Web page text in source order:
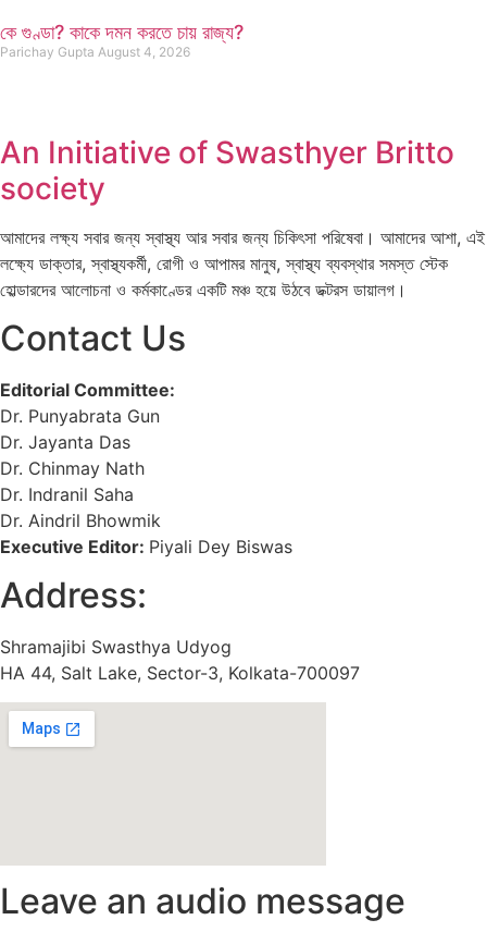
কে গুণ্ডা? কাকে দমন করতে চায় রাজ্য?
Parichay Gupta August 4, 2026
An Initiative of Swasthyer Britto
society
আমাদের লক্ষ্য সবার জন্য স্বাস্থ্য আর সবার জন্য চিকিৎসা পরিষেবা। আমাদের আশা, এই
লক্ষ্যে ডাক্তার, স্বাস্থ্যকর্মী, রোগী ও আপামর মানুষ, স্বাস্থ্য ব্যবস্থার সমস্ত স্টেক
হোল্ডারদের আলোচনা ও কর্মকাণ্ডের একটি মঞ্চ হয়ে উঠবে ডক্টরস ডায়ালগ।
Contact Us
Editorial Committee:
Dr. Punyabrata Gun
Dr. Jayanta Das
Dr. Chinmay Nath
Dr. Indranil Saha
Dr. Aindril Bhowmik
Executive Editor: Piyali Dey Biswas
Address:
Shramajibi Swasthya Udyog
HA 44, Salt Lake, Sector-3, Kolkata-700097
Leave an audio message